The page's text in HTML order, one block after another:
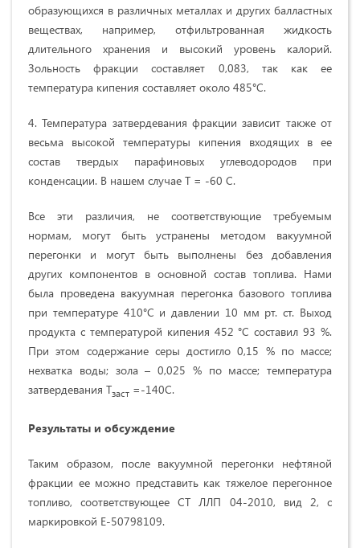
образующихся в различных металлах и других балластных
веществах, например, отфильтрованная жидкость
длительного хранения и высокий уровень калорий.
Зольность фракции составляет 0,083, так как ее
температура кипения составляет около 485°С.
4. Температура затвердевания фракции зависит также от
весьма высокой температуры кипения входящих в ее
состав твердых парафиновых углеводородов при
конденсации. В нашем случае T = -60 C.
Все эти различия, не соответствующие требуемым
нормам, могут быть устранены методом вакуумной
перегонки и могут быть выполнены без добавления
других компонентов в основной состав топлива. Нами
была проведена вакуумная перегонка базового топлива
при температуре 410°С и давлении 10 мм рт. ст. Выход
продукта с температурой кипения 452 °С составил 93 %.
При этом содержание серы достигло 0,15 % по массе;
нехватка воды; зола – 0,025 % по массе; температура
затвердевания Tзаст =-140С.
Результаты и обсуждение
Таким образом, после вакуумной перегонки нефтяной
фракции ее можно представить как тяжелое перегонное
топливо, соответствующее СТ ЛЛП 04-2010, вид 2, с
маркировкой Е-50798109.